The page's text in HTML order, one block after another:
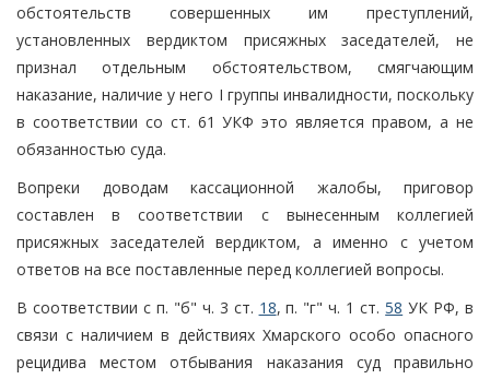
обстоятельств совершенных им преступлений,
установленных вердиктом присяжных заседателей, не
признал отдельным обстоятельством, смягчающим
наказание, наличие у него I группы инвалидности, поскольку
в соответствии со ст. 61 УКФ это является правом, а не
обязанностью суда.
Вопреки доводам кассационной жалобы, приговор
составлен в соответствии с вынесенным коллегией
присяжных заседателей вердиктом, а именно с учетом
ответов на все поставленные перед коллегией вопросы.
В соответствии с п. "б" ч. 3 ст. 18, п. "г" ч. 1 ст.58 УК РФ, в
связи с наличием в действиях Хмарского особо опасного
рецидива местом отбывания наказания суд правильно